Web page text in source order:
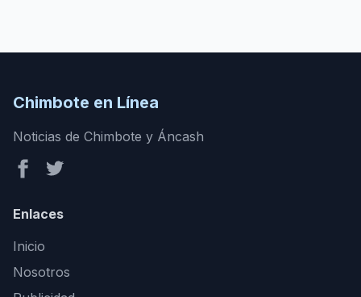
Chimbote en Línea
Noticias de Chimbote y Áncash
Enlaces
Inicio
Nosotros